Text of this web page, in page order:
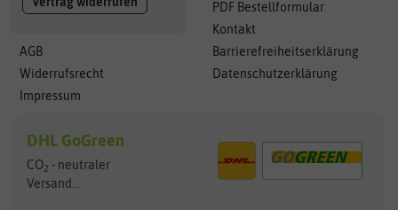
AGB
Widerrufsrecht
Impressum
PDF Bestellformular
Kontakt
Barrierefreiheitserklärung
Datenschutzerklärung
DHL GoGreen
CO2 - neutraler
Versand...